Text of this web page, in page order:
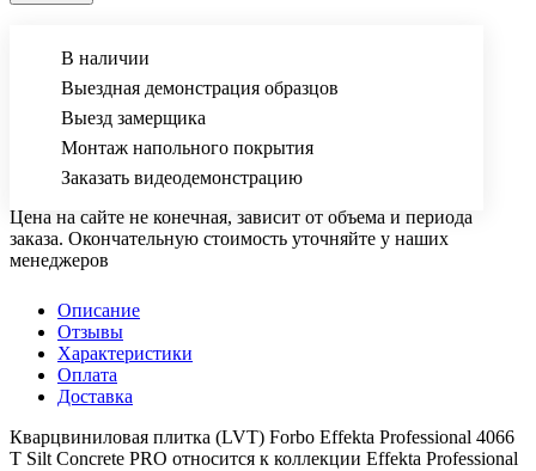
В наличии
Выездная демонстрация образцов
Выезд замерщика
Монтаж напольного покрытия
Заказать видеодемонстрацию
Цена на сайте не конечная, зависит от объема и периода
заказа. Окончательную стоимость уточняйте у наших
менеджеров
Описание
Отзывы
Характеристики
Оплата
Доставка
Кварцвиниловая плитка (LVT) Forbo Effekta Professional 4066
T Silt Concrete PRO относится к коллекции Effekta Professional